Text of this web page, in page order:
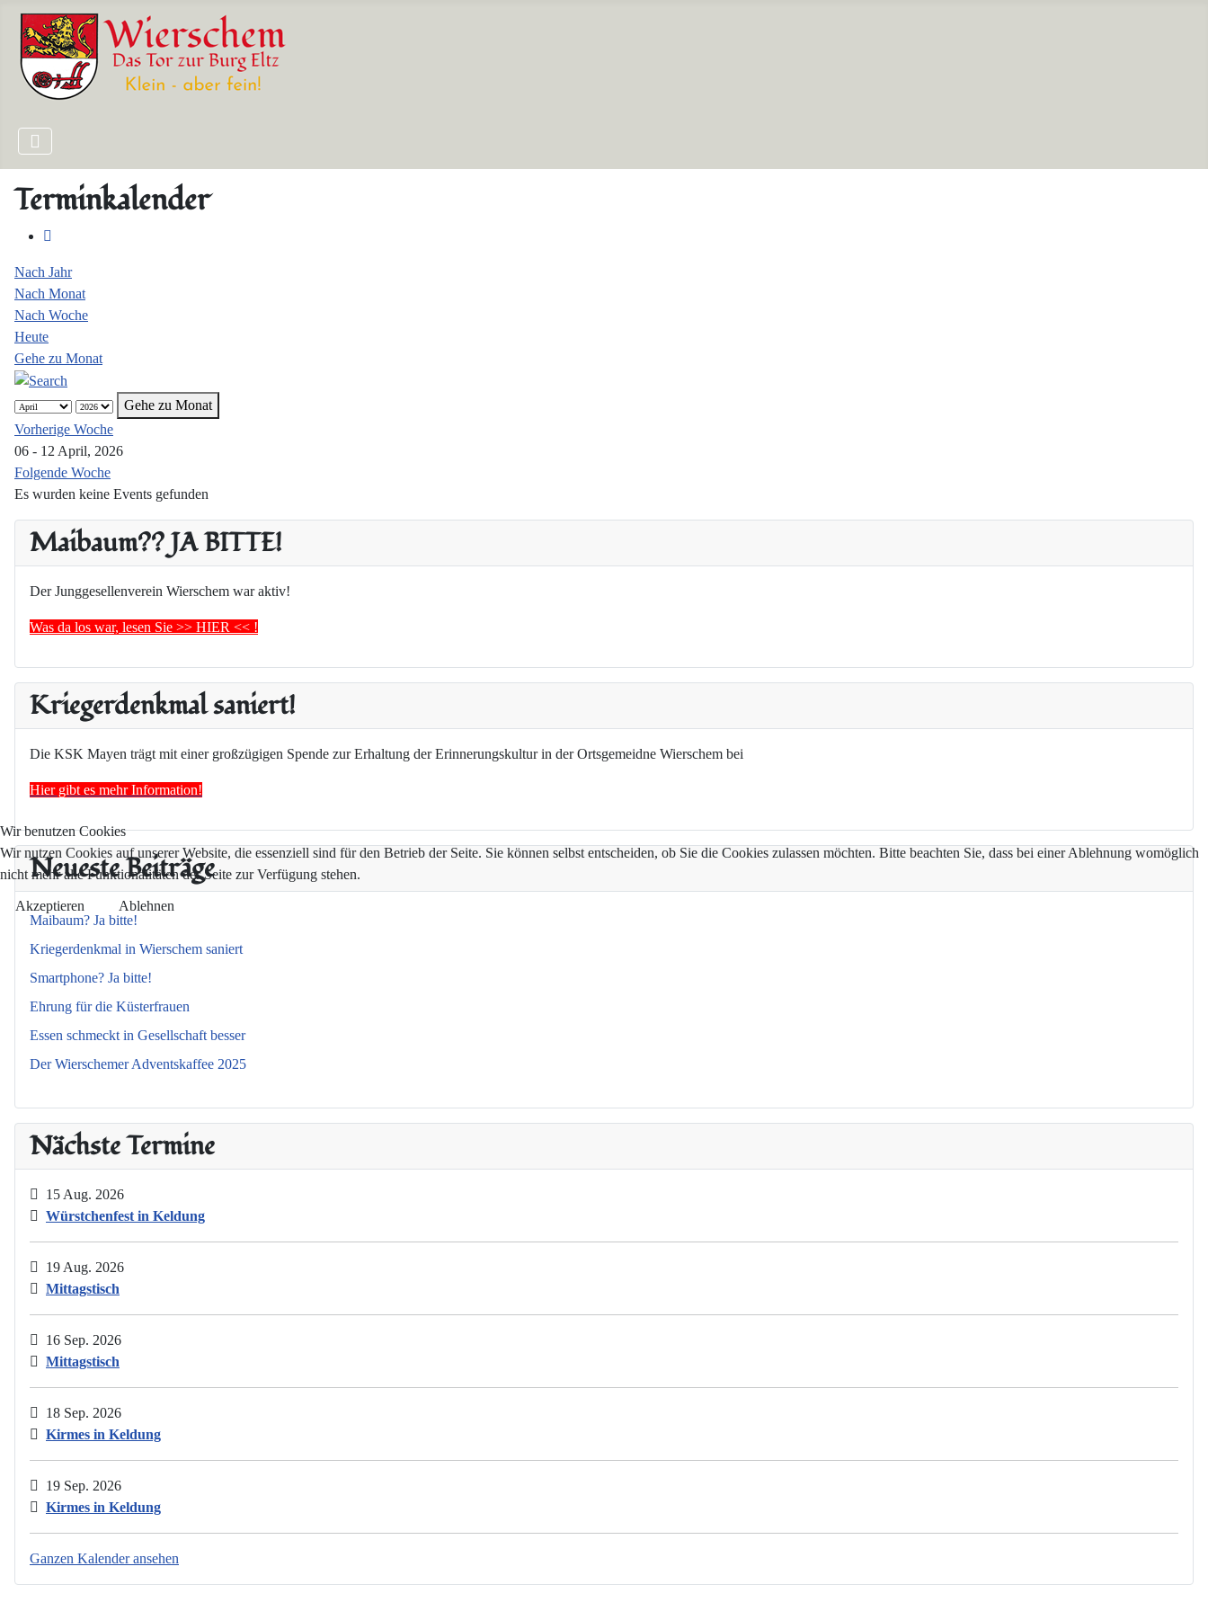
Maibaum?? JA BITTE!
Der Junggesellenverein Wierschem war aktiv!
Was da los war, lesen Sie >> HIER << !
Kriegerdenkmal saniert!
Die KSK Mayen trägt mit einer großzügigen Spende zur Erhaltung der Erinnerungskultur in der Ortsgemeidne Wierschem bei
Hier gibt es mehr Information!
Neueste Beiträge
Maibaum? Ja bitte!
Kriegerdenkmal in Wierschem saniert
Smartphone? Ja bitte!
Ehrung für die Küsterfrauen
Essen schmeckt in Gesellschaft besser
Der Wierschemer Adventskaffee 2025
Nächste Termine
15 Aug. 2026
Würstchenfest in Keldung
19 Aug. 2026
Mittagstisch
16 Sep. 2026
Mittagstisch
18 Sep. 2026
Kirmes in Keldung
19 Sep. 2026
Kirmes in Keldung
Ganzen Kalender ansehen
Terminkalender
Nach Jahr
Nach Monat
Nach Woche
Heute
Gehe zu Monat
Gehe zu Monat
Vorherige Woche
06 - 12 April, 2026
Folgende Woche
Es wurden keine Events gefunden
Wir benutzen Cookies
Wir nutzen Cookies auf unserer Website, die essenziell sind für den Betrieb der Seite. Sie können selbst entscheiden, ob Sie die Cookies zulassen möchten. Bitte beachten Sie, dass bei einer Ablehnung womöglich
nicht mehr alle Funktionalitäten der Seite zur Verfügung stehen.
Akzeptieren Ablehnen